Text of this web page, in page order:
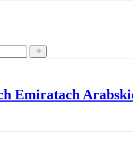
Emiratach